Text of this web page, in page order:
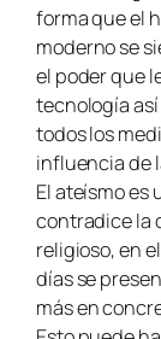
forma que el
moderno se
el poder que
tecnología
todos los
influencia de
El ateísmo es
contradice la
religioso, en
días se
más en